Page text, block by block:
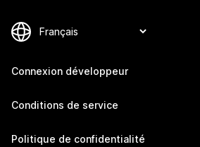
Connexion développeur
Conditions de service
Politique de confidentialité